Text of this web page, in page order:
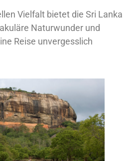
Vielfalt bietet die Sri Lanka
Naturwunder und
Reise unvergesslich